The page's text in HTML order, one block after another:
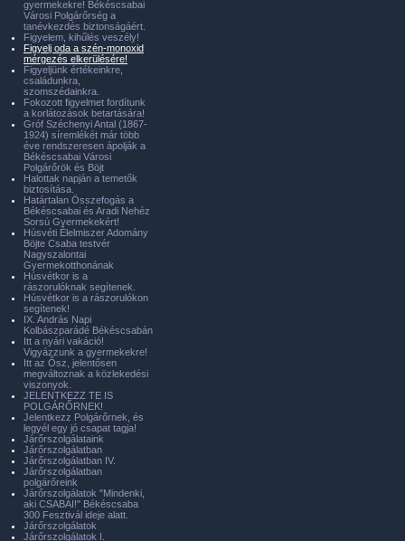
gyermekekre! Békéscsabai
Városi Polgárőrség a
tanévkezdés biztonságáért.
Figyelem, kihűlés veszély!
Figyelj oda a szén-monoxid
mérgezés elkerülésére!
Figyeljünk értékeinkre,
családunkra,
szomszédainkra.
Fokozott figyelmet fordítunk
a korlátozások betartására!
Gróf Széchenyi Antal (1867-
1924) síremlékét már több
éve rendszeresen ápolják a
Békéscsabai Városi
Polgárőrök és Böjt
Halottak napján a temetők
biztosítása.
Határtalan Összefogás a
Békéscsabai és Aradi Nehéz
Sorsú Gyermekekért!
Húsvéti Élelmiszer Adomány
Böjte Csaba testvér
Nagyszalontai
Gyermekotthonának
Húsvétkor is a
rászorulóknak segítenek.
Húsvétkor is a rászorulókon
segítenek!
IX. András Napi
Kolbászparádé Békéscsabán
Itt a nyári vakáció!
Vigyázzunk a gyermekekre!
Itt az Ősz, jelentősen
megváltoznak a közlekedési
viszonyok.
JELENTKEZZ TE IS
POLGÁRŐRNEK!
Jelentkezz Polgárőrnek, és
legyél egy jó csapat tagja!
Járőrszolgálataink
Járőrszolgálatban
Járőrszolgálatban IV.
Járőrszolgálatban
polgárőreink
Járőrszolgálatok "Mindenki,
aki CSABAI!" Békéscsaba
300 Fesztivál ideje alatt.
Járőrszolgálatok
Járőrszolgálatok I.